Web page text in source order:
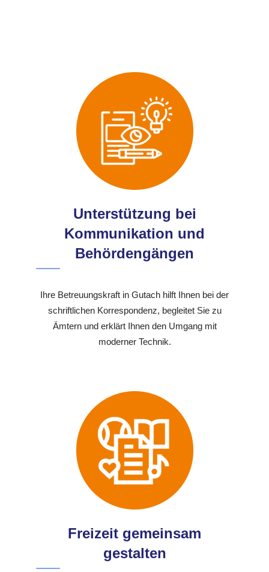
Unterstützung bei
Kommunikation und
Behördengängen
Ihre Betreuungskraft in Gutach hilft Ihnen bei der
schriftlichen Korrespondenz, begleitet Sie zu
Ämtern und erklärt Ihnen den Umgang mit
moderner Technik.
Freizeit gemeinsam
gestalten